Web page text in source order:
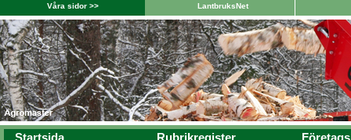
Våra sidor >> LantbruksNet
Startsida Rubrikregister